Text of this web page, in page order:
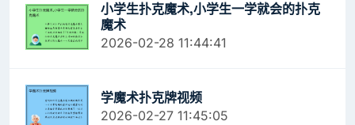
小学生扑克魔术,小学生一学就会的扑克
魔术
2026-02-28 11:44:41
学魔术扑克牌视频
2026-02-27 11:45:05